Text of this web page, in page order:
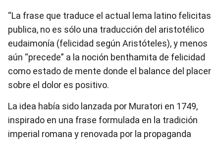
“La frase que traduce el actual lema latino felicitas
publica, no es sólo una traducción del aristotélico
eudaimonía (felicidad según Aristóteles), y menos
aún “precede” a la noción benthamita de felicidad
como estado de mente donde el balance del placer
sobre el dolor es positivo.
La idea había sido lanzada por Muratori en 1749,
inspirado en una frase formulada en la tradición
imperial romana y renovada por la propaganda